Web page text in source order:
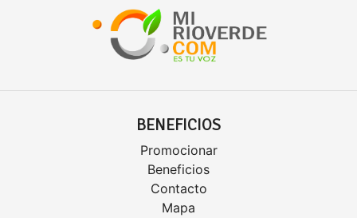
BENEFICIOS
Promocionar
Beneficios
Contacto
Mapa